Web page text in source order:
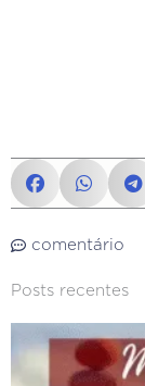
comentário
Posts recentes